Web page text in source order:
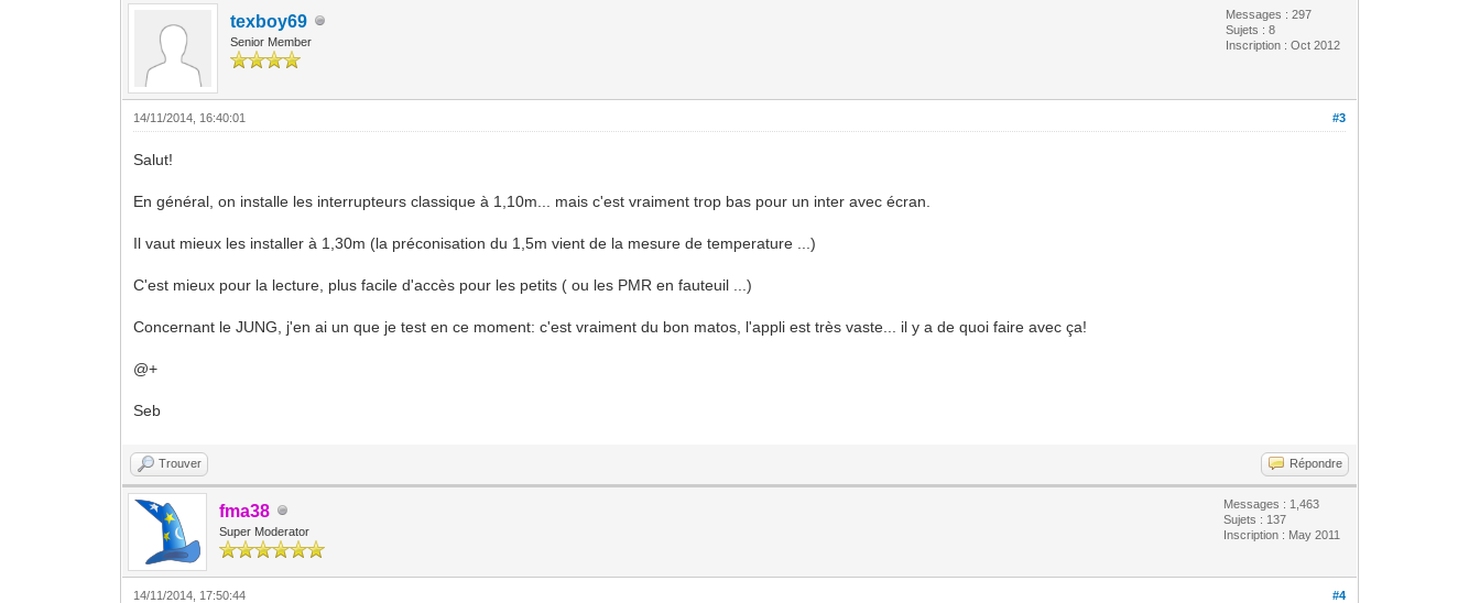
texboy69
Senior Member
Messages : 297
Sujets : 8
Inscription : Oct 2012
#3
14/11/2014, 16:40:01
Salut!
En général, on installe les interrupteurs classique à 1,10m... mais c'est vraiment trop bas pour un inter avec écran.
Il vaut mieux les installer à 1,30m (la préconisation du 1,5m vient de la mesure de temperature ...)
C'est mieux pour la lecture, plus facile d'accès pour les petits ( ou les PMR en fauteuil ...)
Concernant le JUNG, j'en ai un que je test en ce moment: c'est vraiment du bon matos, l'appli est très vaste... il y a de quoi faire avec ça!
@+
Seb
Trouver Répondre
fma38
Super Moderator
Messages : 1,463
Sujets : 137
Inscription : May 2011
#4
14/11/2014, 17:50:44